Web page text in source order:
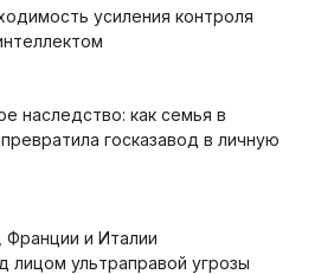
усиления контроля
наследство: как семья в
госказавод в личную
и Италии
ультраправой угрозы